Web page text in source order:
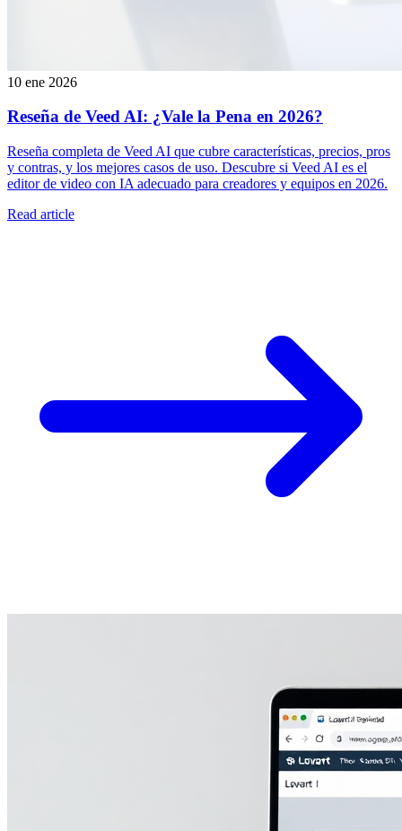
10 ene 2026
Reseña de Veed AI: ¿Vale la Pena en 2026?
Reseña completa de Veed AI que cubre características, precios, pros
y contras, y los mejores casos de uso. Descubre si Veed AI es el
editor de video con IA adecuado para creadores y equipos en 2026.
Read article